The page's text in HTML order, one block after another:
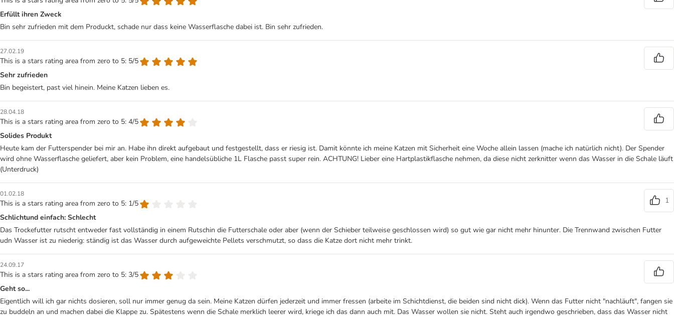
Erfüllt ihren Zweck
Bin sehr zufrieden mit dem Produckt, schade nur dass keine Wasserflasche dabei ist. Bin sehr zufrieden.
27.02.19
This is a stars rating area from zero to 5: 5/5
Sehr zufrieden
Bin begeistert, past viel hinein. Meine Katzen lieben es.
28.04.18
This is a stars rating area from zero to 5: 4/5
Solides Produkt
Heute kam der Futterspender bei mir an. Habe ihn direkt aufgebaut und festgestellt, dass er riesig ist. Damit könnte ich meine Katzen mit Sicherheit eine Woche allein lassen (mache ich natürlich nicht). Der Spender
wird ohne Wasserflasche geliefert, aber kein Problem, eine handelsübliche 1L Flasche passt super rein. ACHTUNG! Lieber eine Hartplastikflasche nehmen, da diese nicht zerknitter wenn das Wasser in die Schale läuft
(Unterdruck)
01.02.18
This is a stars rating area from zero to 5: 1/5
1
Schlichtund einfach: Schlecht
Das Trockefutter rutscht entweder fast vollständig in einem Rutschin die Futterschale oder aber (wenn der Schieber teilweise geschlossen wird) so gut wie gar nicht mehr hinunter. Die Trennwand zwischen Futter
udn Wasser ist zu niederig: ständig ist das Wasser durch aufgeweichte Pellets verschmutzt, so dass die Katze dort nicht mehr trinkt.
24.09.17
This is a stars rating area from zero to 5: 3/5
Geht so...
Eigentlich will ich gar nichts dosieren, soll nur immer genug da sein. Meine Katzen dürfen jederzeit und immer fressen (arbeite im Schichtdienst, die beiden sind nicht dick). Wenn das Futter nicht "nachläuft", fangen sie
zu buddeln an und machen dabei die Klappe zu. Spätestens wenn die Schale merklich leerer wird, kriege ich das dann auch mit. Das Wasser wollen sie nicht. Steht auch irgendwo geschrieben, dass das Wasser nicht